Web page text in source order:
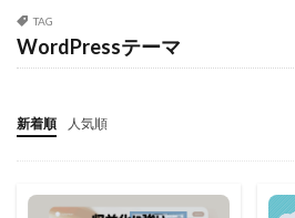
TAG
WordPressテーマ
新着順 人気順